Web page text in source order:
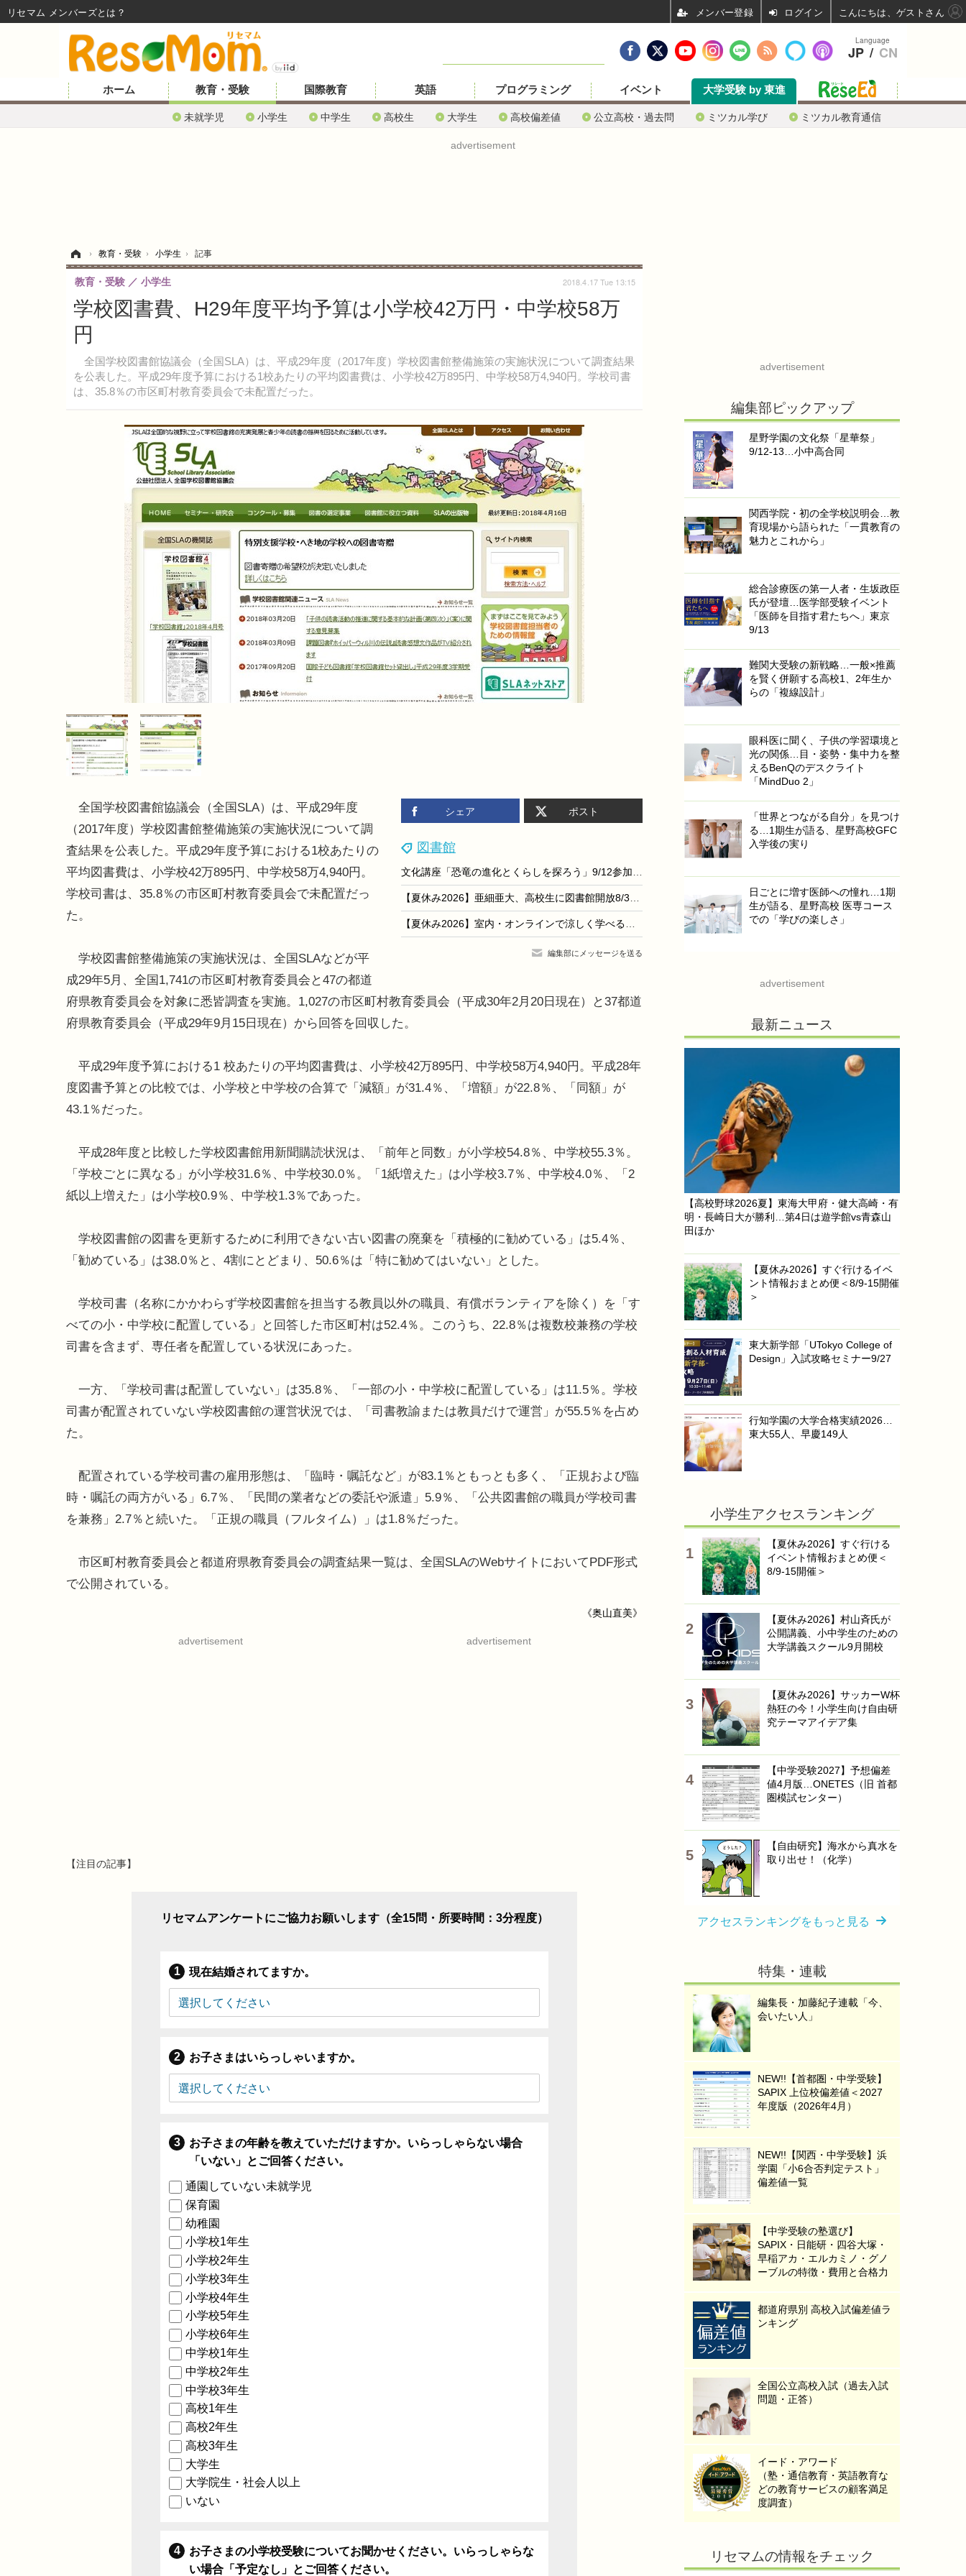
ホーム 教育・受験
未就学児 小学生 中学生 高校生 大学生 高校偏差値 公立高校・過去問 ミツカル学び ミツカル教育通信
国際教育 英語 プログラミング イベント 大学受験 by 東進
advertisement
› 教育・受験 › 小学生 › 記事
学校図書費、H29年度平均予算は小学校42万円・中学校58万
円
全国学校図書館協議会（全国SLA）は、平成29年度（2017年度）学校図書館整備施策の実施状況について調査結果
を公表した。平成29年度予算における1校あたりの平均図書費は、小学校42万895円、中学校58万4,940円。学校司書
は、35.8％の市区町村教育委員会で未配置だった。
教育・受験 小学生 2018.4.17 Tue 13:15
シェア ポスト
図書館
文化講座「恐竜の進化とくらしを探ろう」9/12参加者募集…埼玉県立久喜図書館
【夏休み2026】亜細亜大、高校生に図書館開放8/3-9/3…蔵書67万冊
【夏休み2026】室内・オンラインで涼しく学べる…自由研究に役立つイベントまとめ
編集部にメッセージを送る
全国学校図書館協議会（全国SLA）は、平成29年度
（2017年度）学校図書館整備施策の実施状況について調
査結果を公表した。平成29年度予算における1校あたりの
平均図書費は、小学校42万895円、中学校58万4,940円。
学校司書は、35.8％の市区町村教育委員会で未配置だっ
た。
学校図書館整備施策の実施状況は、全国SLAなどが平
成29年5月、全国1,741の市区町村教育委員会と47の都道
府県教育委員会を対象に悉皆調査を実施。1,027の市区町村教育委員会（平成30年2月20日現在）と37都道
府県教育委員会（平成29年9月15日現在）から回答を回収した。
平成29年度予算における1 校あたりの平均図書費は、小学校42万895円、中学校58万4,940円。平成28年
度図書予算との比較では、小学校と中学校の合算で「減額」が31.4％、「増額」が22.8％、「同額」が
43.1％だった。
平成28年度と比較した学校図書館用新聞購読状況は、「前年と同数」が小学校54.8％、中学校55.3％。
「学校ごとに異なる」が小学校31.6％、中学校30.0％。「1紙増えた」は小学校3.7％、中学校4.0％、「2
紙以上増えた」は小学校0.9％、中学校1.3％であった。
学校図書館の図書を更新するために利用できない古い図書の廃棄を「積極的に勧めている」は5.4％、
「勧めている」は38.0％と、4割にとどまり、50.6％は「特に勧めてはいない」とした。
学校司書（名称にかかわらず学校図書館を担当する教員以外の職員、有償ボランティアを除く）を「す
べての小・中学校に配置している」と回答した市区町村は52.4％。このうち、22.8％は複数校兼務の学校
司書を含まず、専任者を配置している状況にあった。
一方、「学校司書は配置していない」は35.8％、「一部の小・中学校に配置している」は11.5％。学校
司書が配置されていない学校図書館の運営状況では、「司書教諭または教員だけで運営」が55.5％を占め
た。
配置されている学校司書の雇用形態は、「臨時・嘱託など」が83.1％ともっとも多く、「正規および臨
時・嘱託の両方がいる」6.7％、「民間の業者などの委託や派遣」5.9％、「公共図書館の職員が学校司書
を兼務」2.7％と続いた。「正規の職員（フルタイム）」は1.8％だった。
市区町村教育委員会と都道府県教育委員会の調査結果一覧は、全国SLAのWebサイトにおいてPDF形式
で公開されている。
《奥山直美》
advertisement advertisement
【注目の記事】
リセマムアンケートにご協力お願いします（全15問・所要時間：3分程度）
現在結婚されてますか。
お子さまはいらっしゃいますか。
お子さまの年齢を教えていただけますか。いらっしゃらない場合
「いない」とご回答ください。
通園していない未就学児
保育園
幼稚園
小学校1年生
小学校2年生
小学校3年生
小学校4年生
小学校5年生
小学校6年生
中学校1年生
中学校2年生
中学校3年生
高校1年生
高校2年生
高校3年生
大学生
大学院生・社会人以上
いない
お子さまの小学校受験についてお聞かせください。いらっしゃらな
い場合「予定なし」とご回答ください。
advertisement
編集部ピックアップ
星野学園の文化祭「星華祭」
9/12-13…小中高合同
関西学院・初の全学校説明会…教
育現場から語られた「一貫教育の
魅力とこれから」
総合診療医の第一人者・生坂政臣
氏が登壇…医学部受験イベント
「医師を目指す君たちへ」東京
9/13
難関大受験の新戦略…一般×推薦
を賢く併願する高校1、2年生か
らの「複線設計」
眼科医に聞く、子供の学習環境と
光の関係…目・姿勢・集中力を整
えるBenQのデスクライト
「MindDuo 2」
「世界とつながる自分」を見つけ
る…1期生が語る、星野高校GFC
入学後の実り
日ごとに増す医師への憧れ…1期
生が語る、星野高校 医専コース
での「学びの楽しさ」
advertisement
最新ニュース
【高校野球2026夏】東海大甲府・健大高崎・有
明・長崎日大が勝利…第4日は遊学館vs青森山
田ほか
【夏休み2026】すぐ行けるイベ
ント情報おまとめ便＜8/9-15開催
＞
東大新学部「UTokyo College of
Design」入試攻略セミナー9/27
行知学園の大学合格実績2026…
東大55人、早慶149人
小学生アクセスランキング
【夏休み2026】すぐ行ける
イベント情報おまとめ便＜
8/9-15開催＞
【夏休み2026】村山斉氏が
公開講義、小中学生のための
大学講義スクール9月開校
【夏休み2026】サッカーW杯
熱狂の今！小学生向け自由研
究テーマアイデア集
【中学受験2027】予想偏差
値4月版…ONETES（旧 首都
圏模試センター）
【自由研究】海水から真水を
取り出せ！（化学）
アクセスランキングをもっと見る
特集・連載
編集長・加藤紀子連載「今、
会いたい人」
NEW!!【首都圏・中学受験】
SAPIX 上位校偏差値＜2027
年度版（2026年4月）
NEW!!【関西・中学受験】浜
学園「小6合否判定テスト」
偏差値一覧
【中学受験の塾選び】
SAPIX・日能研・四谷大塚・
早稲アカ・エルカミノ・グノ
ーブルの特徴・費用と合格力
都道府県別 高校入試偏差値ラ
ンキング
全国公立高校入試（過去入試
問題・正答）
イード・アワード
（塾・通信教育・英語教育な
どの教育サービスの顧客満足
度調査）
リセマムの情報をチェック
Language
JP / CN
リセマム メンバーズ ログイン こんにちは、ゲストさん